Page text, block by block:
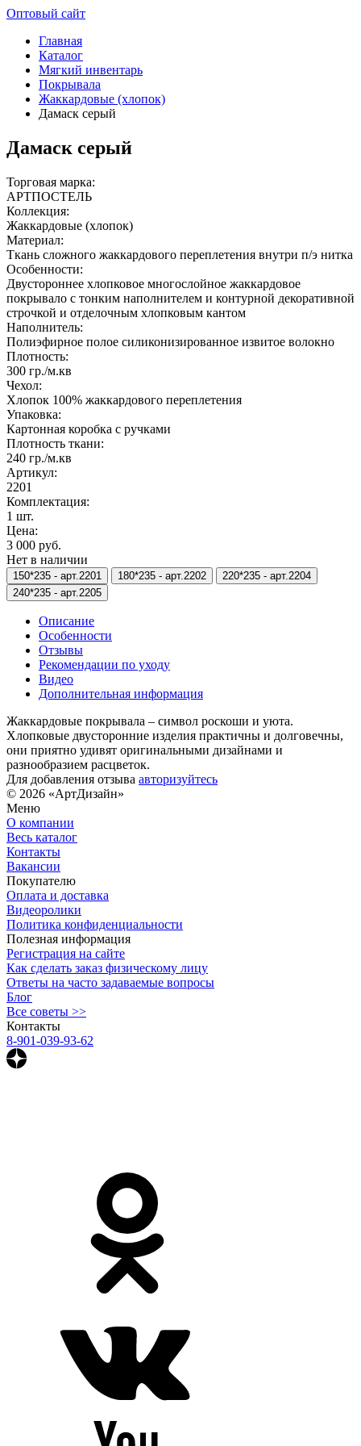
Оптовый сайт
Главная
Каталог
Мягкий инвентарь
Покрывала
Жаккардовые (хлопок)
Дамаск серый
Дамаск серый
Торговая марка:
АРТПОСТЕЛЬ
Коллекция:
Жаккардовые (хлопок)
Материал:
Ткань сложного жаккардового переплетения внутри п/э нитка
Особенности:
Двустороннее хлопковое многослойное жаккардовое
покрывало с тонким наполнителем и контурной декоративной
строчкой и отделочным хлопковым кантом
Наполнитель:
Полиэфирное полое силиконизированное извитое волокно
Плотность:
300 гр./м.кв
Чехол:
Хлопок 100% жаккардового переплетения
Упаковка:
Картонная коробка с ручками
Плотность ткани:
240 гр./м.кв
Артикул:
2201
Комплектация:
1 шт.
Цена:
3 000 руб.
Нет в наличии
150*235 - арт.2201 180*235 - арт.2202 220*235 - арт.2204
240*235 - арт.2205
Описание
Особенности
Отзывы
Рекомендации по уходу
Видео
Дополнительная информация
Жаккардовые покрывала – символ роскоши и уюта.
Хлопковые двусторонние изделия практичны и долговечны,
они приятно удивят оригинальными дизайнами и
разнообразием расцветок.
Для добавления отзыва авторизуйтесь
© 2026 «АртДизайн»
Меню
О компании
Весь каталог
Контакты
Вакансии
Покупателю
Оплата и доставка
Видеоролики
Политика конфиденциальности
Полезная информация
Регистрация на сайте
Как сделать заказ физическому лицу
Ответы на часто задаваемые вопросы
Блог
Все советы >>
Контакты
8-901-039-93-62